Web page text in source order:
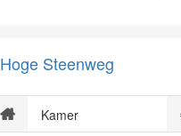
Hoge Steenweg
Kamer